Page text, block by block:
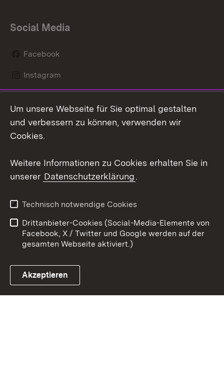
Social Media
Facebook
Instagram
Mastodon
Youtube
Link zum Landesportal
Kontakt
Datenschutz
Barrierefreiheit
Impressum Cookies
Um unsere Webseite für Sie optimal gestalten
und verbessern zu können, verwenden wir
Cookies.
Weitere Informationen zu Cookies erhalten Sie in
unserer Datenschutzerklärung.
Technisch notwendige Cookies
Drittanbieter-Cookies (Social-Media-Elemente von
Facebook, X / Twitter und Google werden auf der
gesamten Webseite aktiviert.)
Akzeptieren